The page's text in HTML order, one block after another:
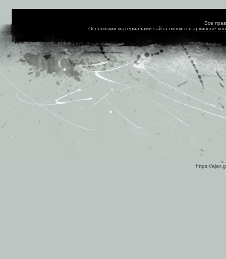
Все
Основными материалами сайта являются архивные
https://